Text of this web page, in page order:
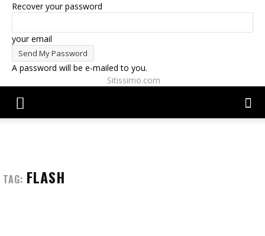
Recover your password
your email
A password will be e-mailed to you.
Sitissimo.com
TAG: FLASH